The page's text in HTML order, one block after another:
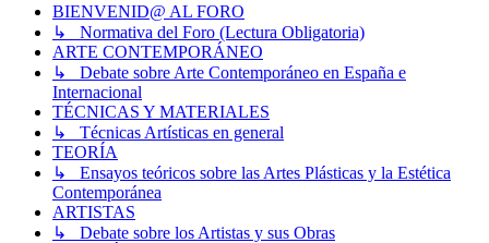
BIENVENID@ AL FORO
↳ Normativa del Foro (Lectura Obligatoria)
ARTE CONTEMPORÁNEO
↳ Debate sobre Arte Contemporáneo en España e
Internacional
TÉCNICAS Y MATERIALES
↳ Técnicas Artísticas en general
TEORÍA
↳ Ensayos teóricos sobre las Artes Plásticas y la Estética
Contemporánea
ARTISTAS
↳ Debate sobre los Artistas y sus Obras